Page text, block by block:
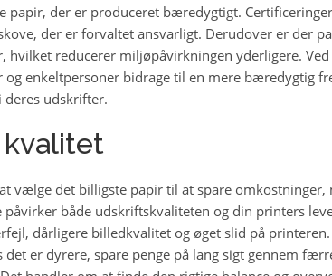
der er produceret bæredygtigt. Certificeringer
der er forvaltet ansvarligt. Derudover er der
hvilket reducerer miljøpåvirkningen yderligere.
og enkeltpersoner bidrage til en mere bæredygtig
udskrifter.
kvalitet
vælge det billigste papir til at spare omkostninger,
påvirker både udskriftskvaliteten og din printers
dårligere billedkvalitet og øget slid på printeren.
det er dyrere, spare penge på lang sigt gennem